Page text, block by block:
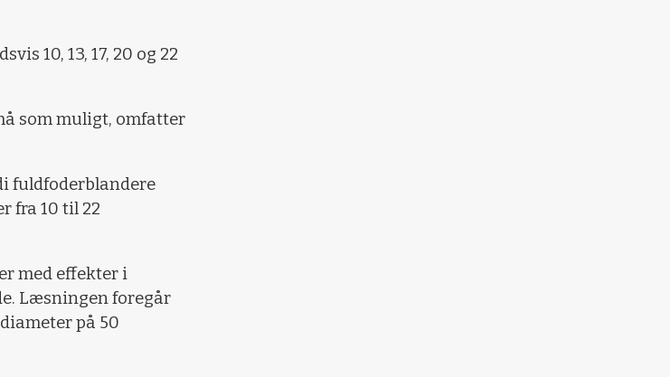
10, 13, 17, 20 og 22
som muligt, omfatter
fuldfoderblandere
fra 10 til 22
med effekter i
Læsningen foregår
på 50